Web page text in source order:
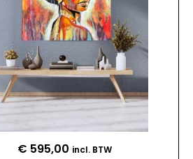
€ 595,00 incl. BTW